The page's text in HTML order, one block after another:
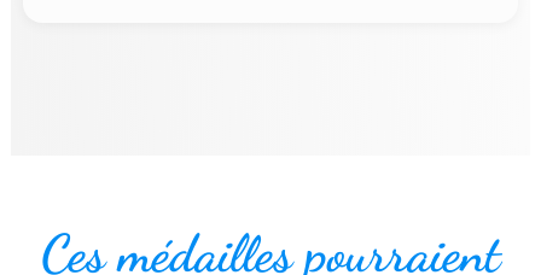
Ces médailles pourraient